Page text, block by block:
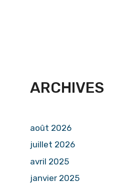
ARCHIVES
août 2026
juillet 2026
avril 2025
janvier 2025